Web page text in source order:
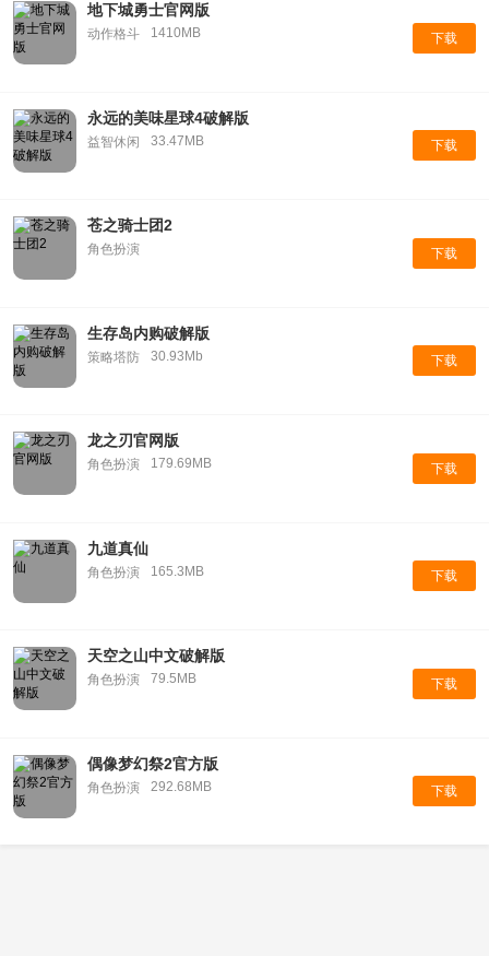
地下城勇士官网版
动作格斗 1410MB 下载
永远的美味星球4破解版
益智休闲 33.47MB 下载
苍之骑士团2
角色扮演 下载
生存岛内购破解版
策略塔防 30.93Mb 下载
龙之刃官网版
角色扮演 179.69MB 下载
九道真仙
角色扮演 165.3MB 下载
天空之山中文破解版
角色扮演 79.5MB 下载
偶像梦幻祭2官方版
角色扮演 292.68MB 下载